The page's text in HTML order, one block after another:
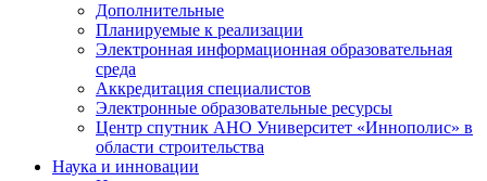
Дополнительные
Планируемые к реализации
Электронная информационная образовательная
среда
Аккредитация специалистов
Электронные образовательные ресурсы
Центр спутник АНО Университет «Иннополис» в
области строительства
Наука и инновации